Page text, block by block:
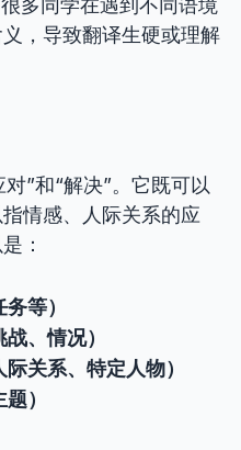
多同学在遇到不同语境
，导致翻译生硬或理解
”和“解决”。它既可以
情感、人际关系的应
：
等）
、情况）
关系、特定人物）
）